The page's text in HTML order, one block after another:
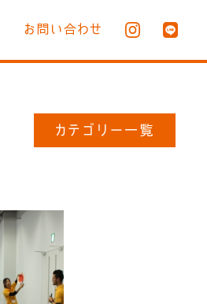
お問い合わせ
カテゴリー一覧